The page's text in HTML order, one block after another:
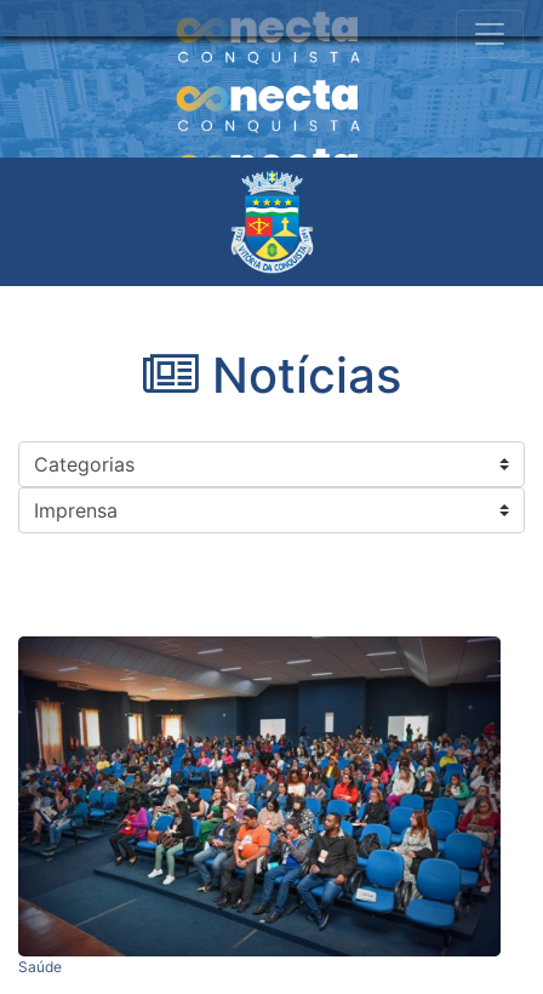
Notícias
Saúde